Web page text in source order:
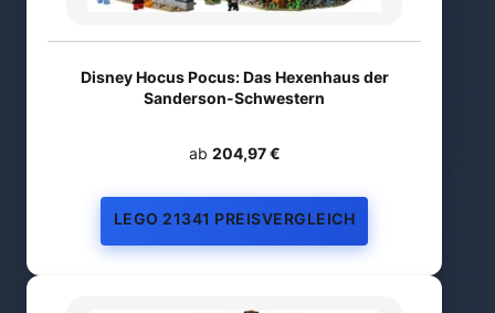
Disney Hocus Pocus: Das Hexenhaus der
Sanderson-Schwestern
ab 204,97 €
LEGO 21341 PREISVERGLEICH